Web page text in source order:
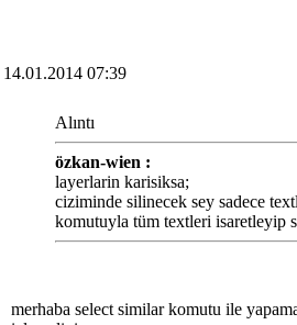
14.01.2014 07:39
Alıntı
özkan-wien :
layerlarin karisiksa;
ciziminde silinecek sey sadece
komutuyla tüm textleri isaretleyip
merhaba select similar komutu ile